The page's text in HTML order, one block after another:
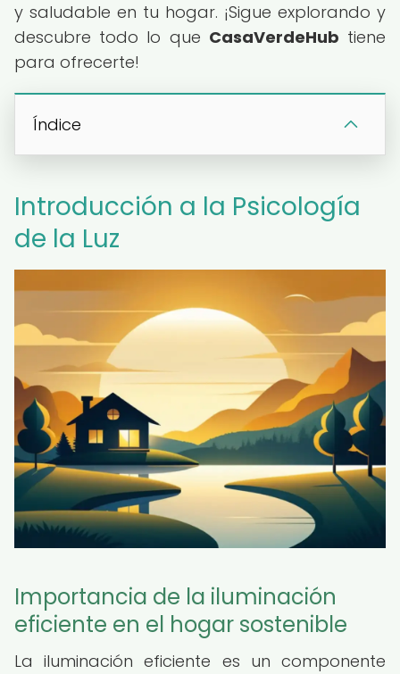
y saludable en tu hogar. ¡Sigue explorando y
descubre todo lo que CasaVerdeHub tiene
para ofrecerte!
Índice
Introducción a la Psicología
de la Luz
Importancia de la iluminación
eficiente en el hogar sostenible
La iluminación eficiente es un componente